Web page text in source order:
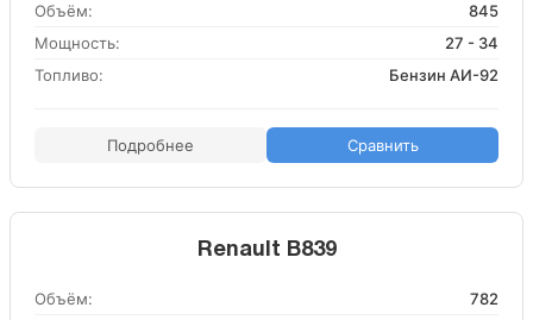
Объём:
845
Мощность:
27 - 34
Топливо:
Бензин АИ-92
Подробнее Сравнить
Renault B839
Объём:
782